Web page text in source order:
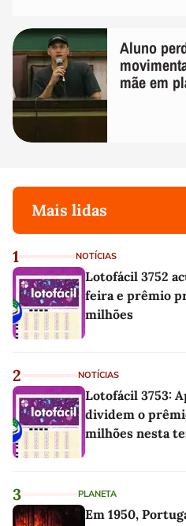
Aluno
mãe em
Mais lidas
1 NOTÍCIAS
Lotofácil 3752
feira e prêmio
milhões
2 NOTÍCIAS
Lotofácil 3753:
dividem o
milhões nesta
3 PLANETA
Em 1950,